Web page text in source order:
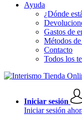
Ayuda
¿Dónde
Gastos de
Métodos
Contacto
Todos los
Iniciar sesión
Iniciar sesión